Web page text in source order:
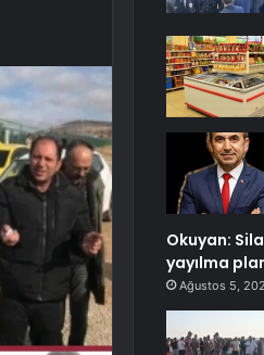
Okuyan:
yayılma
Ağustos 5,